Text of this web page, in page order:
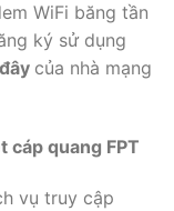
WiFi băng tần
ký sử dụng
đây của nhà mạng
quang FPT
vụ truy cập